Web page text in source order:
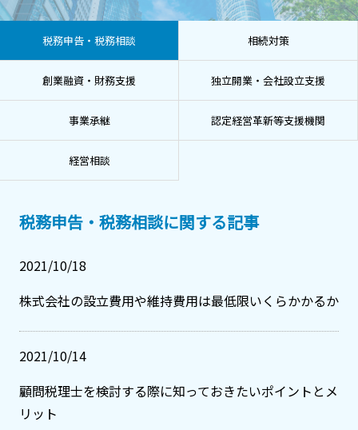
税務申告・税務相談 相続対策
創業融資・財務支援 独立開業・会社設立支援
事業承継 認定経営革新等支援機関
経営相談
税務申告・税務相談に関する記事
2021/10/18
株式会社の設立費用や維持費用は最低限いくらかかるか
2021/10/14
顧問税理士を検討する際に知っておきたいポイントとメ
リット